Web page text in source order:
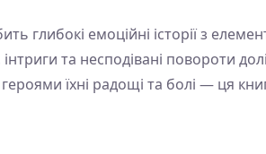
глибокі емоційні історії з
інтриги та несподівані повороти
їхні радощі та болі — ця